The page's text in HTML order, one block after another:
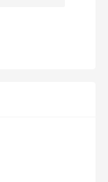
家がはっち